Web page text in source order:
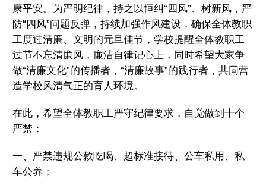
清
廉
学
康平安。为严明纪律，持之以恒纠“四风”、树新风，严
防“四风”问题反弹，持续加强作风建设，确保全体教职
工度过清廉、文明的元旦佳节，学校提醒全体教职工
过节不忘清廉风，廉洁自律记心上，同时希望大家争
做“清廉文化”的传播者，“清廉故事”的践行者，共同营
造学校风清气正的育人环境。
在此，希望全体教职工严守纪律要求，自觉做到十个
严禁：
一、严禁违规公款吃喝、超标准接待、公车私用、私
车公养；